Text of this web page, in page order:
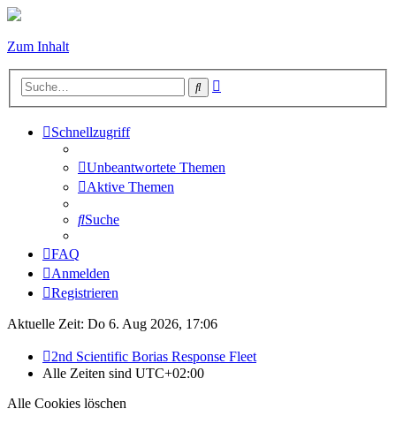
Zum Inhalt
Suche
Schnellzugriff
Unbeantwortete Themen
Aktive Themen
Suche
FAQ
Anmelden
Registrieren
Aktuelle Zeit: Do 6. Aug 2026, 17:06
2nd Scientific Borias Response Fleet
Alle Zeiten sind UTC+02:00
Alle Cookies löschen